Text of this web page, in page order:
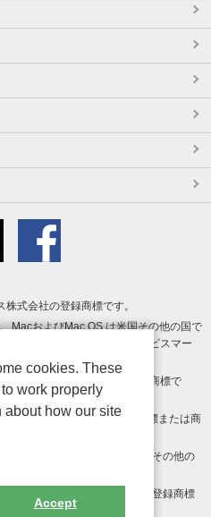
式会社の登録商標です。
MacおよびMac OS は米国その他の国で
Store は Apple Inc. のサービスマー
Play ロゴ は Google LLC の商標で
びその他の国における登録商標または商
は、Adobe Inc.の米国およびその他の
名、ロゴは各社の商標または登録商標
cookies. These
work properly
about how our site
Accept